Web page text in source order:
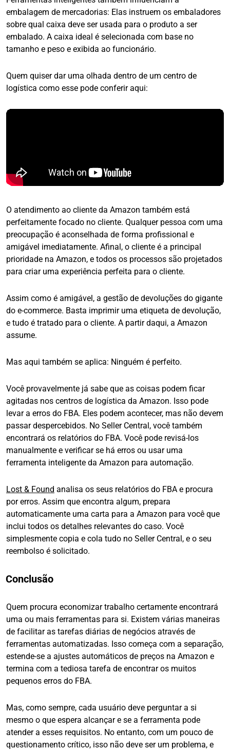
embalagem de mercadorias: Elas instruem os embaladores
sobre qual caixa deve ser usada para o produto a ser
embalado. A caixa ideal é selecionada com base no
tamanho e peso e exibida ao funcionário.
Quem quiser dar uma olhada dentro de um centro de
logística como esse pode conferir aqui:
O atendimento ao cliente da Amazon também está
perfeitamente focado no cliente. Qualquer pessoa com uma
preocupação é aconselhada de forma profissional e
amigável imediatamente. Afinal, o cliente é a principal
prioridade na Amazon, e todos os processos são projetados
para criar uma experiência perfeita para o cliente.
Assim como é amigável, a gestão de devoluções do gigante
do e-commerce. Basta imprimir uma etiqueta de devolução,
e tudo é tratado para o cliente. A partir daqui, a Amazon
assume.
Mas aqui também se aplica: Ninguém é perfeito.
Você provavelmente já sabe que as coisas podem ficar
agitadas nos centros de logística da Amazon. Isso pode
levar a erros do FBA. Eles podem acontecer, mas não devem
passar despercebidos. No Seller Central, você também
encontrará os relatórios do FBA. Você pode revisá-los
manualmente e verificar se há erros ou usar uma
ferramenta inteligente da Amazon para automação.
Lost & Found analisa os seus relatórios do FBA e procura
por erros. Assim que encontra algum, prepara
automaticamente uma carta para a Amazon para você que
inclui todos os detalhes relevantes do caso. Você
simplesmente copia e cola tudo no Seller Central, e o seu
reembolso é solicitado.
Conclusão
Quem procura economizar trabalho certamente encontrará
uma ou mais ferramentas para si. Existem várias maneiras
de facilitar as tarefas diárias de negócios através de
ferramentas automatizadas. Isso começa com a separação,
estende-se a ajustes automáticos de preços na Amazon e
termina com a tediosa tarefa de encontrar os muitos
pequenos erros do FBA.
Mas, como sempre, cada usuário deve perguntar a si
mesmo o que espera alcançar e se a ferramenta pode
atender a esses requisitos. No entanto, com um pouco de
questionamento crítico, isso não deve ser um problema, e